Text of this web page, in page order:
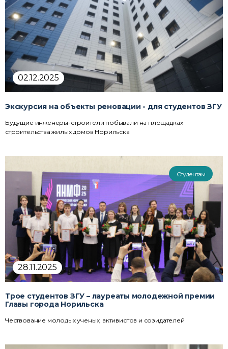
02.12.2025
Экскурсия на объекты реновации - для студентов ЗГУ
Будущие инженеры-строители побывали на площадках
строительства жилых домов Норильска
Студентам
28.11.2025
Трое студентов ЗГУ – лауреаты молодежной премии
Главы города Норильска
Чествование молодых ученых, активистов и созидателей